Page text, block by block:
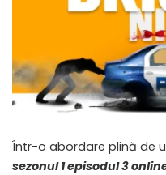
Într-o abordare plină de
sezonul 1 episodul 3